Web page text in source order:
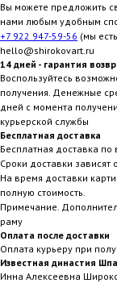
Вы можете предложить
нами любым удобным
+7 922 947-59-56 (мы
hello@shirokovart.ru
14 дней - гарантия
Воспользуйтесь
получения. Денежные
дней с момента
курьерской службы
Бесплатная доставка
Бесплатная доставка по
Сроки доставки зависят
На время доставки
полную стоимость.
Примечание.
раму
Оплата после доставки
Оплата курьеру при
Известная династия
Инна Алексеевна